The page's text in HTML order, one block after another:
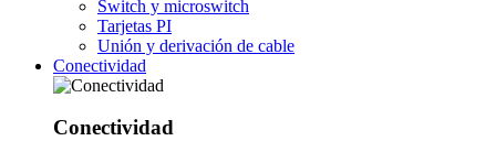
Switch y microswitch
Tarjetas PI
Unión y derivación de cable
Conectividad
Conectividad